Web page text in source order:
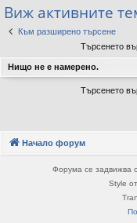
и
вр
ки
Виж активните
Към разширено търсене
Търсенето
Нищо не е намерено.
Търсенето
Начало форум
Форума се задвижва
Style от